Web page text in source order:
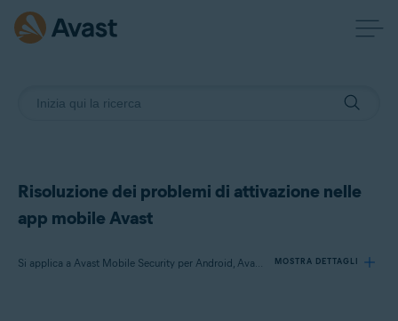
Risoluzione dei problemi di attivazione nelle
app mobile Avast
Si applica a Avast Mobile Security per Android, Avast Cleanup per Android, Avast SecureLine VPN per Android, Avast Mobile Security per iOS, Avast SecureLine VPN per iOS MOSTRA DETTAGLI